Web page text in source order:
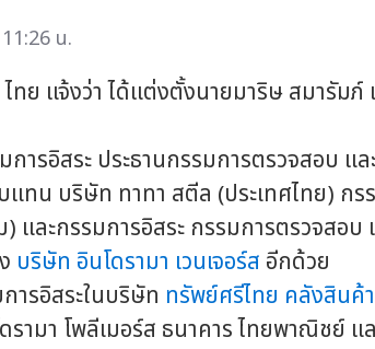
น.
ย แจ้งว่า ได้แต่งตั้งนายมาริษ สมารัมภ์
รอิสระ ประธานกรรมการตรวจสอบ แล
ทน บริษัท ทาทา สตีล (ประเทศไทย) กร
และกรรมการอิสระ กรรมการตรวจสอบ
บริษัท อินโดรามา เวนเจอร์ส อีกด้วย
รอิสระในบริษัท ทรัพย์ศรีไทย คลังสินค้า
ามา โพลีเมอร์ส ธนาคาร ไทยพาณิชย์ แ